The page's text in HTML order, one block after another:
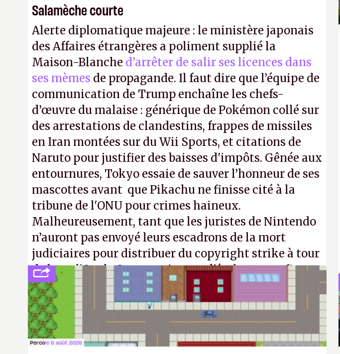
Salamèche courte
Alerte diplomatique majeure : le ministère japonais
des Affaires étrangères a poliment supplié la
Maison-Blanche d’arrêter de salir ses licences dans
ses mèmes de propagande. Il faut dire que l’équipe de
communication de Trump enchaîne les chefs-
d’œuvre du malaise : générique de Pokémon collé sur
des arrestations de clandestins, frappes de missiles
en Iran montées sur du Wii Sports, et citations de
Naruto pour justifier des baisses d'impôts. Gênée aux
entournures, Tokyo essaie de sauver l’honneur de ses
mascottes avant que Pikachu ne finisse cité à la
tribune de l'ONU pour crimes haineux.
Malheureusement, tant que les juristes de Nintendo
n’auront pas envoyé leurs escadrons de la mort
judiciaires pour distribuer du copyright strike à tour
de bras, l'Oncle Sam continuera d'étaler sa confiture
intellectuelle sur vos souvenirs d'enfance.P.
Percole 6 août 2026